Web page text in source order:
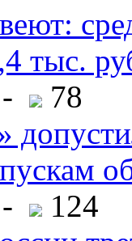
тыс.
78
124